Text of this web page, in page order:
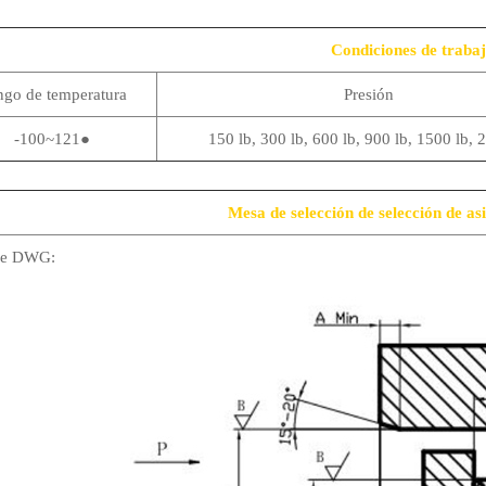
Condiciones de
de temperatura Presión
-100~121● 150 lb, 300 lb, 600 lb, 900 lb, 1500 lb,
Mesa de selección de selección de
DWG: